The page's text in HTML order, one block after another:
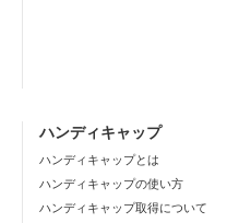
ハンディキャップ
ハンディキャップとは
ハンディキャップの使い方
ハンディキャップ取得について